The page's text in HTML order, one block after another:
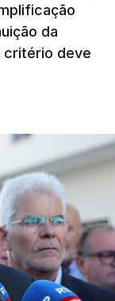
da
critério deve